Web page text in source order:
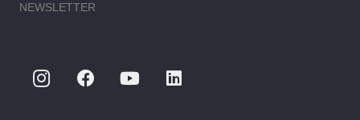
NEWSLETTER